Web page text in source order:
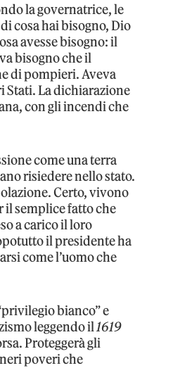
la governatrice, le
cosa hai bisogno, Dio
avesse bisogno: il
bisogno che il
di pompieri. Aveva
Stati. La dichiarazione
con gli incendi che
come una terra
risiedere nello stato.
Certo, vivono
il semplice fatto che
a carico il loro
il presidente ha
come l’uomo che
bianco” e
leggendo il1619
Proteggerà gli
poveri che